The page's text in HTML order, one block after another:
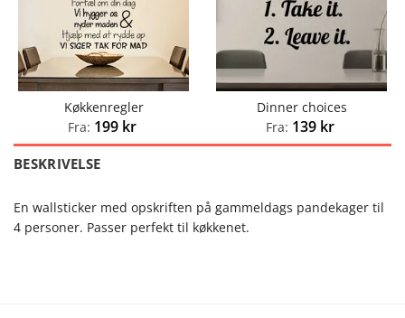
Køkkenregler
Fra: 199 kr
Dinner choices
Fra: 139 kr
BESKRIVELSE
En wallsticker med opskriften på gammeldags pandekager til
4 personer. Passer perfekt til køkkenet.